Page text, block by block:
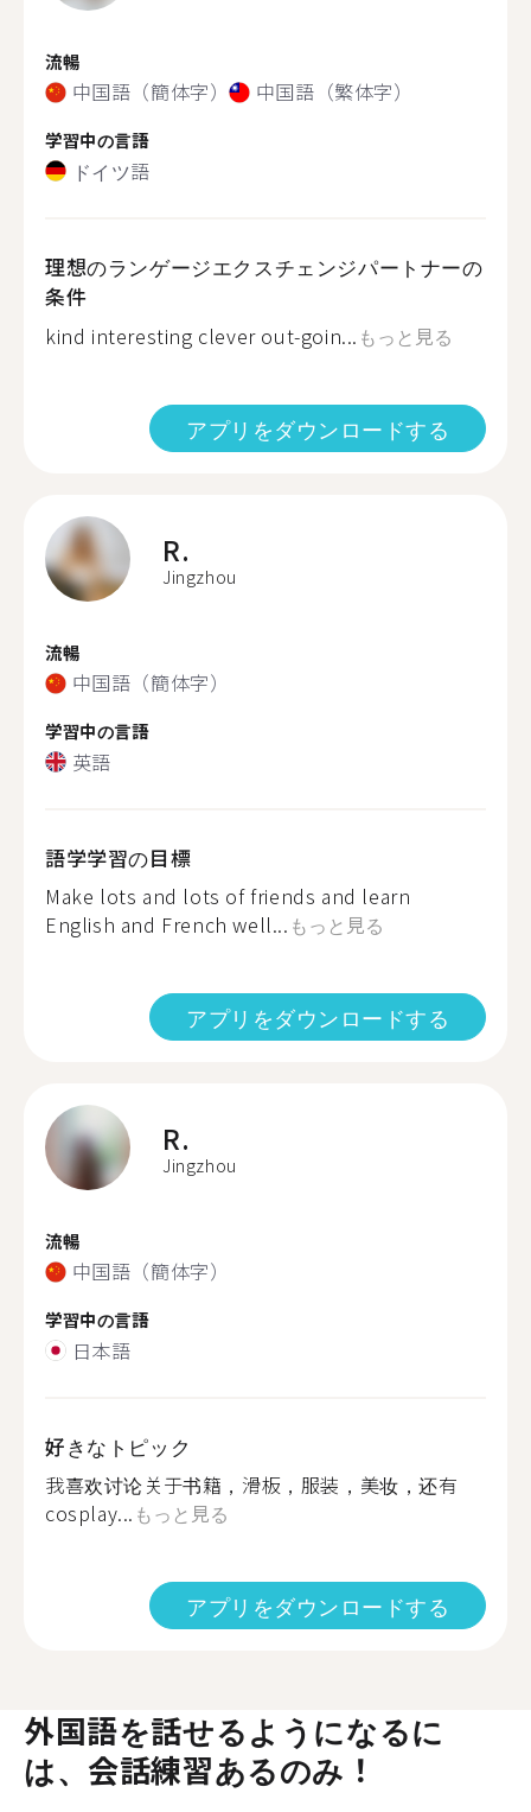
流暢
中国語（簡体字） 中国語（繁体字）
学習中の言語
ドイツ語
理想のランゲージエクスチェンジパートナーの
条件
kind interesting clever out-goin... もっと見る
アプリをダウンロードする
R.
Jingzhou
流暢
中国語（簡体字）
学習中の言語
英語
語学学習の目標
Make lots and lots of friends and learn
English and French well... もっと見る
アプリをダウンロードする
R.
Jingzhou
流暢
中国語（簡体字）
学習中の言語
日本語
好きなトピック
我喜欢讨论关于书籍，滑板，服装，美妆，还有
cosplay... もっと見る
アプリをダウンロードする
外国語を話せるようになるに
は、会話練習あるのみ！